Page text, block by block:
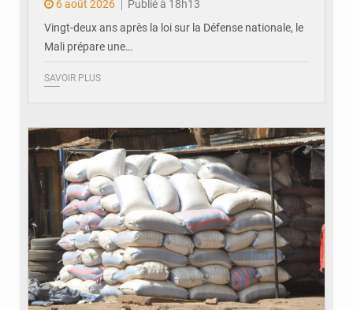
6 août 2026
Publié à 18h13
Vingt-deux ans après la loi sur la Défense nationale, le
Mali prépare une…
SAVOIR PLUS
© Daou